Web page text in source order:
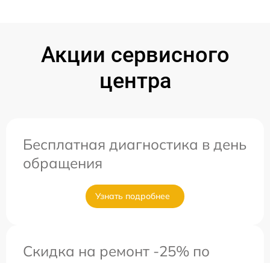
Акции сервисного
центра
Бесплатная диагностика в день
обращения
Узнать подробнее
Скидка на ремонт -25% по